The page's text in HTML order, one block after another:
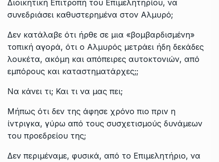
Διοικητική Επιτροπή του Επιμελητηρίου, να
συνεδριάσει καθυστερημένα στον Αλμυρό;
Δεν κατάλαβε ότι ήρθε σε μια «βομβαρδισμένη»
τοπική αγορά, ότι ο Αλμυρός μετράει ήδη δεκάδες
λουκέτα, ακόμη και απόπειρες αυτοκτονιών, από
εμπόρους και καταστηματάρχες;;
Να κάνει τι; Και τι να μας πει;
Μήπως ότι δεν της άφησε χρόνο πιο πριν η
ίντριγκα, γύρω από τους συσχετισμούς δυνάμεων
του προεδρείου της;
Δεν περιμέναμε, φυσικά, από το Επιμελητήριο, να